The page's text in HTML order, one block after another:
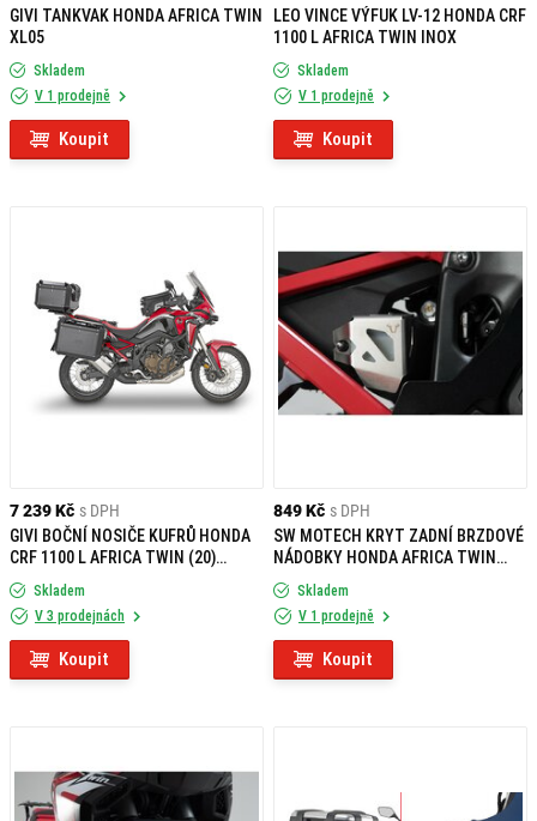
GIVI TANKVAK HONDA AFRICA TWIN
XL05
Skladem
V 1 prodejně
Koupit
LEO VINCE VÝFUK LV-12 HONDA CRF
1100 L AFRICA TWIN INOX
Skladem
V 1 prodejně
Koupit
7 239 Kč s DPH
GIVI BOČNÍ NOSIČE KUFRŮ HONDA
CRF 1100 L AFRICA TWIN (20)
PLO1179CAM
Skladem
V 3 prodejnách
Koupit
849 Kč s DPH
SW MOTECH KRYT ZADNÍ BRZDOVÉ
NÁDOBKY HONDA AFRICA TWIN
ADVENTURE SPORTS 18-
Skladem
V 1 prodejně
Koupit